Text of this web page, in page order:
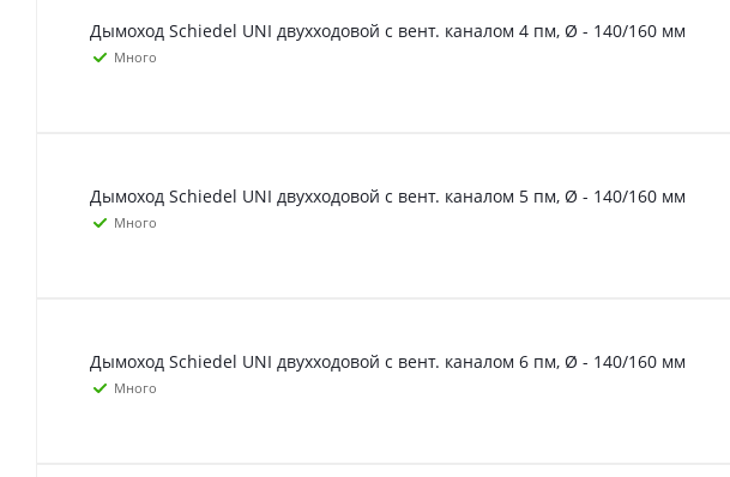
Дымоход Schiedel UNI двухходовой с вент. каналом 4 пм, Ø - 140/160 мм
Много
Дымоход Schiedel UNI двухходовой с вент. каналом 5 пм, Ø - 140/160 мм
Много
Дымоход Schiedel UNI двухходовой с вент. каналом 6 пм, Ø - 140/160 мм
Много